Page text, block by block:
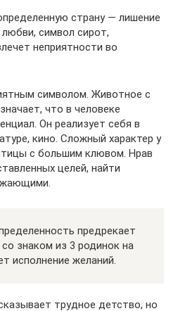
страну — лишение
символ сирот,
неприятности во
символом. Животное с
что в человеке
Он реализует себя в
кино. Сложный характер у
с большим клювом. Нрав
целей, найти
предрекает
знаком из 3 родинок на
исполнение желаний.
трудное детство, но